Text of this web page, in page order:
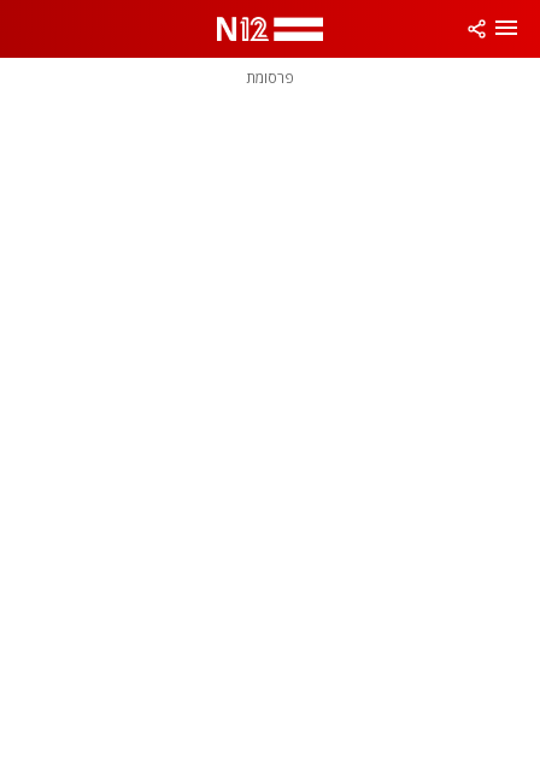
פרסומת